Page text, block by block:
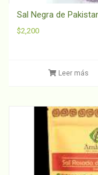
Sal Negra de
$2,200
Leer más